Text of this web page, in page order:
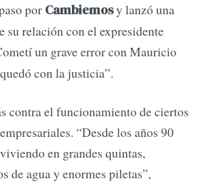
por Cambiemosy lanzó una
su relación con el expresidente
un grave error con Mauricio
con la justicia”.
contra el funcionamiento de ciertos
“Desde los años 90
en grandes quintas,
de agua y enormes piletas”,